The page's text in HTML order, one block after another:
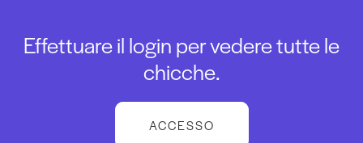
Effettuare il login per vedere tutte le
chicche.
ACCESSO